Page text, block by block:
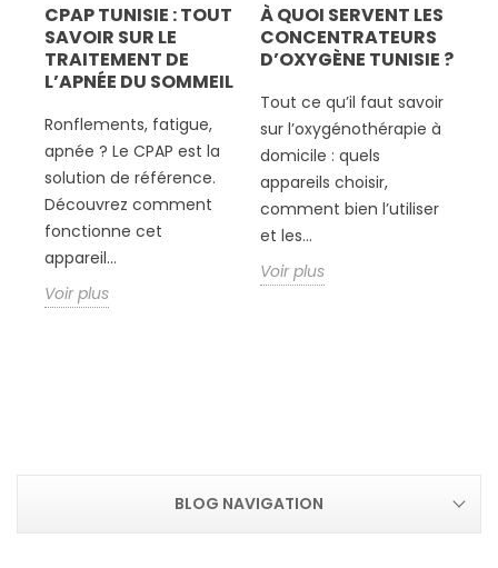
CPAP TUNISIE : TOUT
SAVOIR SUR LE
TRAITEMENT DE
L’APNÉE DU SOMMEIL
Ronflements, fatigue,
apnée ? Le CPAP est la
solution de référence.
Découvrez comment
fonctionne cet
appareil...
Voir plus
À QUOI SERVENT LES
CONCENTRATEURS
D’OXYGÈNE TUNISIE ?
Tout ce qu’il faut savoir
sur l’oxygénothérapie à
domicile : quels
appareils choisir,
comment bien l’utiliser
et les...
Voir plus
BLOG NAVIGATION